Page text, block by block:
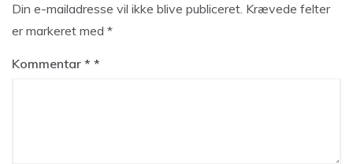
Din e-mailadresse vil ikke blive publiceret. Krævede felter
er markeret med *
Kommentar *